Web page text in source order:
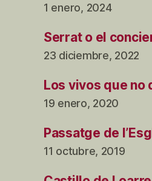
1 enero, 2024
Serrat o el
23 diciembre, 2022
Los vivos que no
19 enero, 2020
Passatge de
11 octubre, 2019